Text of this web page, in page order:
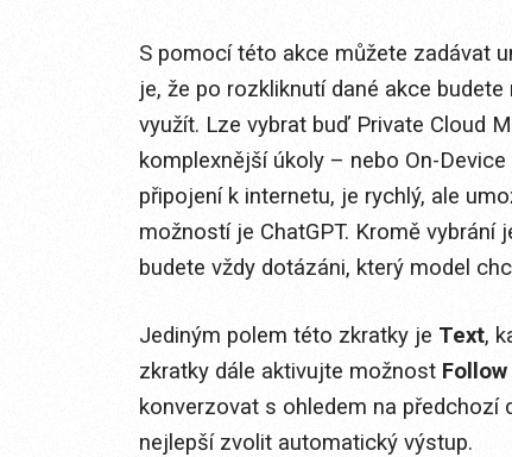
S pomocí této akce můžete zadávat
je, že po rozkliknutí dané akce
využít. Lze vybrat buď Private Cloud
komplexnější úkoly – nebo On-
připojení k internetu, je rychlý, ale
možností je ChatGPT. Kromě
budete vždy dotázáni, který model
Jediným polem této zkratky je Text,
zkratky dále aktivujte možnost Follow
konverzovat s ohledem na předchozí
nejlepší zvolit automatický výstup.